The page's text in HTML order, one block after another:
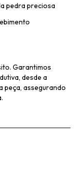
pedra preciosa
Garantimos
desde a
peça, assegurando